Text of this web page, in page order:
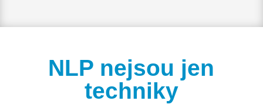
NLP nejsou jen
techniky